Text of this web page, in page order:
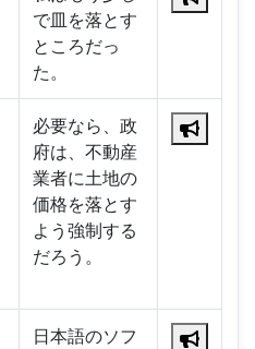
で皿を落とす
ところだっ
た。
必要なら、政
府は、不動産
業者に土地の
価格を落とす
よう強制する
だろう。
日本語のソフ